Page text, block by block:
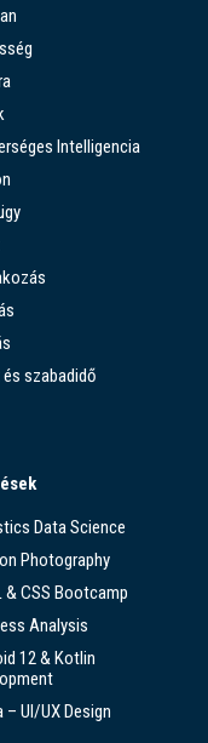
Intelligencia
szabadidő
Data Science
Photography
& CSS Bootcamp
Analysis
12 & Kotlin
– UI/UX Design